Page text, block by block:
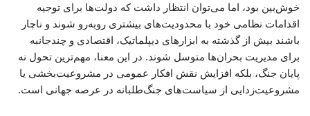
خوش‌بین بود، اما می‌توان انتظار داشت که دولت‌ها برای توجیه
اقدامات نظامی خود با محدودیت‌های بیشتری روبه‌رو شوند و ناچار
باشند بیش از گذشته به ابزارهای دیپلماتیک، اقتصادی و چندجانبه
برای مدیریت بحران‌ها متوسل شوند. در این معنا، مهم‌ترین تحول نه
پایان جنگ، بلکه افزایش نقش افکار عمومی در مشروعیت‌بخشی یا
مشروعیت‌زدایی از سیاست‌های جنگ‌طلبانه در عرصه جهانی است.